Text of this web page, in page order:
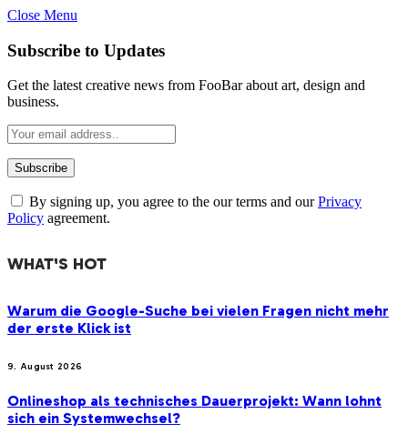
Close Menu
Subscribe to Updates
Get the latest creative news from FooBar about art, design and
business.
By signing up, you agree to the our terms and ourPrivacy
Policy agreement.
WHAT'S HOT
Warum die Google-Suche bei vielen Fragen nicht mehr
der erste Klick ist
9. August 2026
Onlineshop als technisches Dauerprojekt: Wann lohnt
sich ein Systemwechsel?